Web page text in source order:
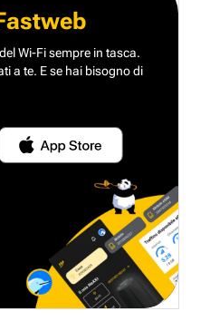
Wi-Fi sempre in tasca.
a te. E se hai bisogno di